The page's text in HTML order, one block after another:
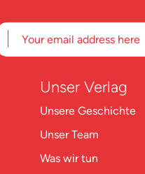
Unser Verlag
Unsere Geschichte
Unser Team
Was wir tun